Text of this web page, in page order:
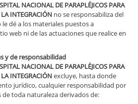
NACIONAL DE PARAPLÉJICOS PARA
INTEGRACIÓN no se responsabiliza del
dé a los materiales puestos a
web ni de las actuaciones que realice en
y de responsabilidad
NACIONAL DE PARAPLÉJICOS PARA
INTEGRACIÓN excluye, hasta donde
jurídico, cualquier responsabilidad por
de toda naturaleza derivados de: